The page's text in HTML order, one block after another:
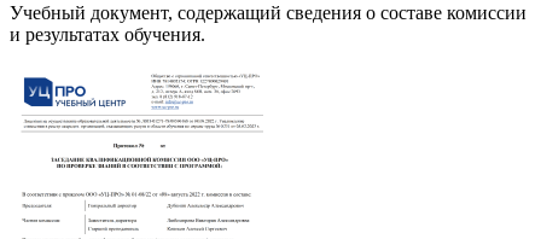
Учебный документ, содержащий сведения о составе комиссии
и результатах обучения.